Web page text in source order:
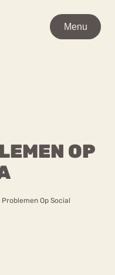
Menu
OP
Op Social
Menu
OP